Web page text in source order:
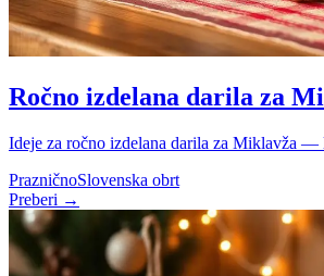
Ročno izdelana darila za
Ideje za ročno izdelana darila za Miklavža —
PrazničnoSlovenska obrt
Preberi →